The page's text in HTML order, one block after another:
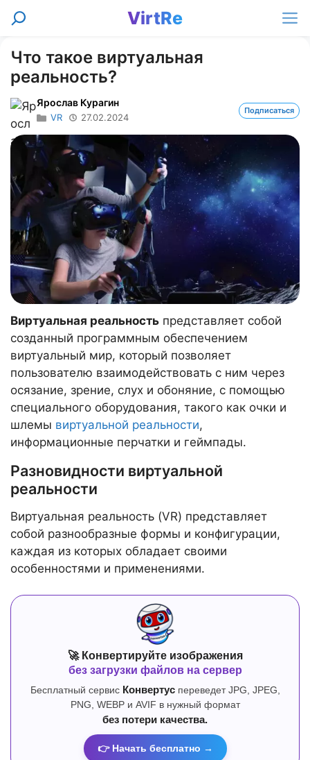
Перейти
VirtRe
Поиск
Что такое виртуальная
реальность?
Ярослав Курагин
VR 27.02.2024
Подписаться
Виртуальная реальность представляет собой
созданный программным обеспечением
виртуальный мир, который позволяет
пользователю взаимодействовать с ним через
осязание, зрение, слух и обоняние, с помощью
специального оборудования, такого как очки и
шлемы виртуальной реальности,
информационные перчатки и геймпады.
Разновидности виртуальной
реальности
Виртуальная реальность (VR) представляет
собой разнообразные формы и конфигурации,
каждая из которых обладает своими
особенностями и применениями.
🚀 Конвертируйте изображения
без загрузки файлов на сервер
Бесплатный сервис Конвертуспереведет JPG, JPEG,
PNG, WEBP и AVIF в нужный формат
без потери качества.
👉 Начать бесплатно →